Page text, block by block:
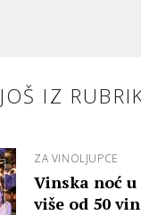
JOŠ IZ
ZA VINOLJUPCE
Vinska noć
više od 50